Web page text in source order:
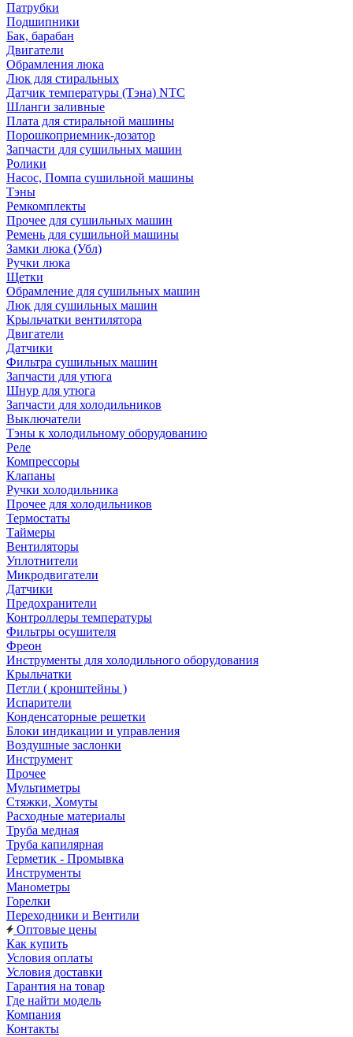
Патрубки
Подшипники
Бак, барабан
Двигатели
Обрамления люка
Люк для стиральных
Датчик температуры (Тэна) NTC
Шланги заливные
Плата для стиральной машины
Порошкоприемник-дозатор
Запчасти для сушильных машин
Ролики
Насос, Помпа сушильной машины
Тэны
Ремкомплекты
Прочее для сушильных машин
Ремень для сушильной машины
Замки люка (Убл)
Ручки люка
Щетки
Обрамление для сушильных машин
Люк для сушильных машин
Крыльчатки вентилятора
Двигатели
Датчики
Фильтра сушильных машин
Запчасти для утюга
Шнур для утюга
Запчасти для холодильников
Выключатели
Тэны к холодильному оборудованию
Реле
Компрессоры
Клапаны
Ручки холодильника
Прочее для холодильников
Термостаты
Таймеры
Вентиляторы
Уплотнители
Микродвигатели
Датчики
Предохранители
Контроллеры температуры
Фильтры осушителя
Фреон
Инструменты для холодильного оборудования
Крыльчатки
Петли ( кронштейны )
Испарители
Конденсаторные решетки
Блоки индикации и управления
Воздушные заслонки
Инструмент
Прочее
Мультиметры
Стяжки, Хомуты
Расходные материалы
Труба медная
Труба капилярная
Герметик - Промывка
Инструменты
Манометры
Горелки
Переходники и Вентили
Оптовые цены
Как купить
Условия оплаты
Условия доставки
Гарантия на товар
Где найти модель
Компания
Контакты